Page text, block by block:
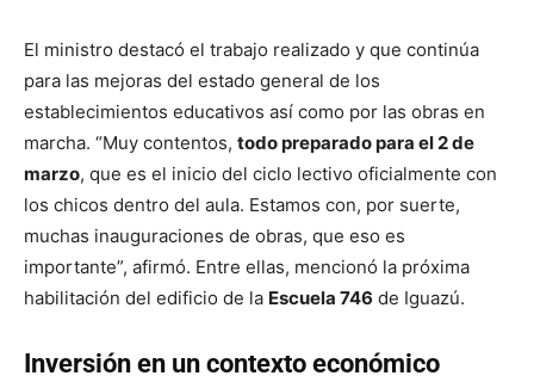
El ministro destacó el trabajo realizado y que continúa
para las mejoras del estado general de los
establecimientos educativos así como por las obras en
marcha. “Muy contentos, todo preparado para el 2 de
marzo, que es el inicio del ciclo lectivo oficialmente con
los chicos dentro del aula. Estamos con, por suerte,
muchas inauguraciones de obras, que eso es
importante”, afirmó. Entre ellas, mencionó la próxima
habilitación del edificio de la Escuela 746 de Iguazú.
Inversión en un contexto económico